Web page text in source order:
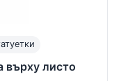
върху листо